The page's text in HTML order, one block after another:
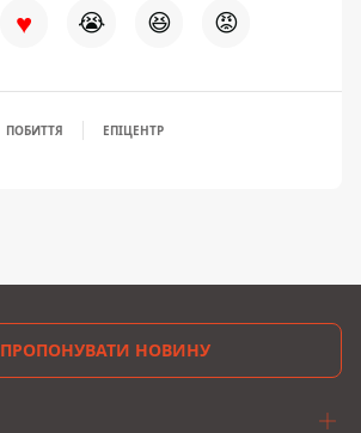
♥ 😭 😆 😡
ПОБИТТЯ ЕПІЦЕНТР
НОВИНУ